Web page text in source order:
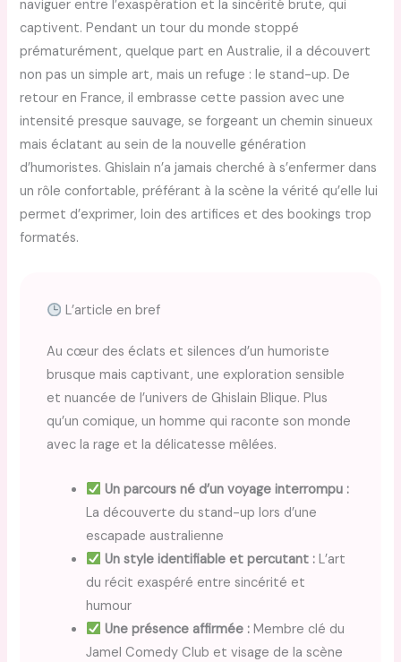
naviguer entre l’exaspération et la sincérité brute, qui
captivent. Pendant un tour du monde stoppé
prématurément, quelque part en Australie, il a découvert
non pas un simple art, mais un refuge : le stand-up. De
retour en France, il embrasse cette passion avec une
intensité presque sauvage, se forgeant un chemin sinueux
mais éclatant au sein de la nouvelle génération
d’humoristes. Ghislain n’a jamais cherché à s’enfermer dans
un rôle confortable, préférant à la scène la vérité qu’elle lui
permet d’exprimer, loin des artifices et des bookings trop
formatés.
L’article en bref
Au cœur des éclats et silences d’un humoriste
brusque mais captivant, une exploration sensible
et nuancée de l’univers de Ghislain Blique. Plus
qu’un comique, un homme qui raconte son monde
avec la rage et la délicatesse mêlées.
Un parcours né d’un voyage interrompu :
La découverte du stand-up lors d’une
escapade australienne
Un style identifiable et percutant :L’art
du récit exaspéré entre sincérité et
humour
Une présence affirmée :Membre clé du
Jamel Comedy Club et visage de la scène